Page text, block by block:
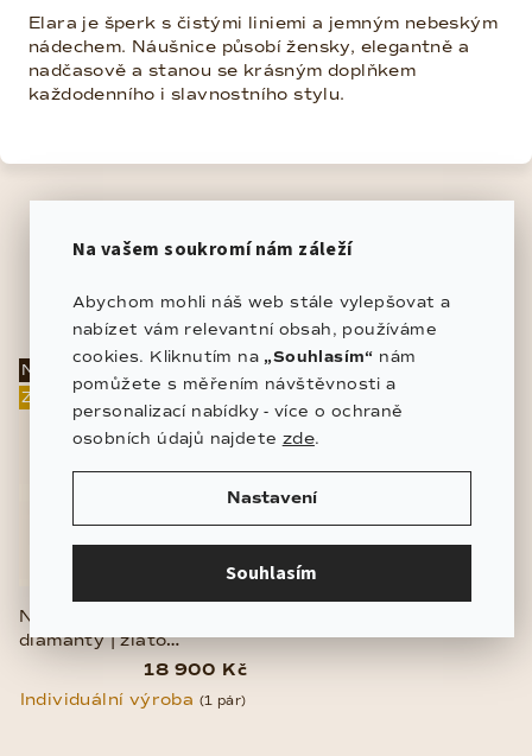
Na vašem soukromí nám záleží
Abychom mohli náš web stále vylepšovat a
nabízet vám relevantní obsah, používáme
cookies. Kliknutím na „Souhlasím“ nám
pomůžete s měřením návštěvnosti a
personalizací nabídky - více o ochraně
osobních údajů najdete zde.
Nastavení
Souhlasím
Elara je šperk s čistými liniemi a jemným nebeským
nádechem. Náušnice působí žensky, elegantně a
nadčasově a stanou se krásným doplňkem
každodenního i slavnostního stylu.
Související produkty
NOVINKA
ZLATO 585/1000
Náušnice Marquise –
diamanty | zlato
18 900 Kč
Individuální výroba (1 pár)